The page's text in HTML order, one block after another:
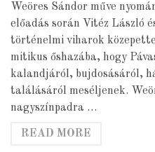
Weöres Sándor műve
előadás során Vitéz László
történelmi viharok
mitikus őshazába, hogy
kalandjáról, bujdosásáról,
találásáról meséljenek.
nagyszínpadra …
READ MORE